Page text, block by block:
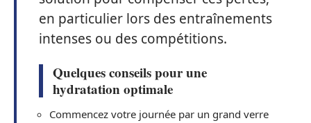
en particulier lors des entraînements
intenses ou des compétitions.
Quelques conseils pour une
hydratation optimale
Commencez votre journée par un grand verre